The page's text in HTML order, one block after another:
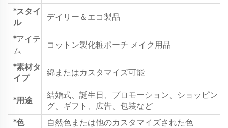
*スタイ
ル
デイリー＆エコ製品
*アイテ
ム
コットン製化粧ポーチ メイク用品
*素材タ
イプ
綿またはカスタマイズ可能
*用途
結婚式、誕生日、プロモーション、ショッピン
グ、ギフト、広告、包装など
*色
自然色または他のカスタマイズされた色